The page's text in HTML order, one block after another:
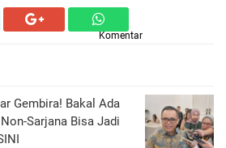
Komentar
Gembira! Bakal Ada
Sarjana Bisa Jadi